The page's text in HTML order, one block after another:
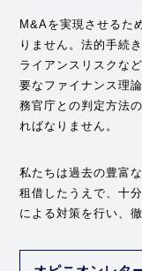
M&Aを実現させるた
りません。法的手続
ライアンスリスクな
要なファイナンス理
務官庁との判定方法
ればなりません。
私たちは過去の豊富
租借したうえで、十
による対策を行い、